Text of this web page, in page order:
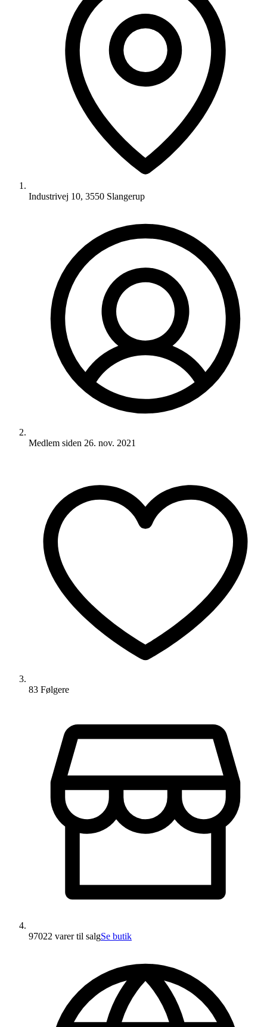
Industrivej 10, 3550 Slangerup
Medlem siden 26. nov. 2021
83 Følgere
97022 varertil salgSe butik